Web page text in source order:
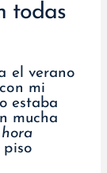
todas
el verano
mi
estaba
mucha
piso